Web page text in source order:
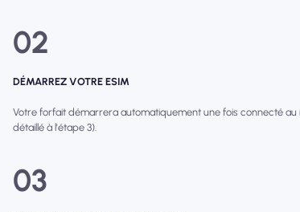
02
DÉMARREZ VOTRE ESIM
Votre forfait démarrera automatiquement une fois connecté
détaillé à l'étape 3).
03